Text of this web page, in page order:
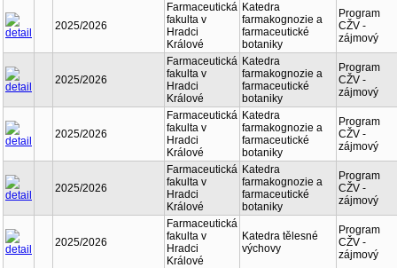
2025/2026
Farmaceutická
fakulta v
Hradci
Králové
Katedra
farmakognozie a
farmaceutické
botaniky
Program
CŽV -
zájmový
2025/2026
Farmaceutická
fakulta v
Hradci
Králové
Katedra
farmakognozie a
farmaceutické
botaniky
Program
CŽV -
zájmový
2025/2026
Farmaceutická
fakulta v
Hradci
Králové
Katedra
farmakognozie a
farmaceutické
botaniky
Program
CŽV -
zájmový
2025/2026
Farmaceutická
fakulta v
Hradci
Králové
Katedra
farmakognozie a
farmaceutické
botaniky
Program
CŽV -
zájmový
2025/2026
Farmaceutická
fakulta v
Hradci
Králové
Katedra tělesné
výchovy
Program
CŽV -
zájmový